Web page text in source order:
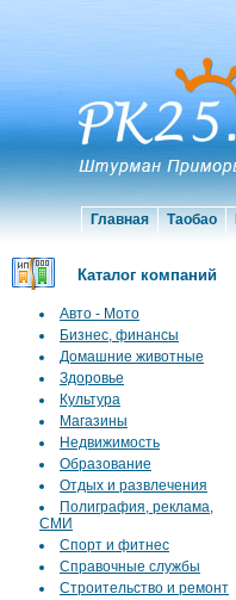
Главная Таобао
Каталог компаний
Авто - Мото
Бизнес, финансы
Домашние животные
Здоровье
Культура
Магазины
Недвижимость
Образование
Отдых и развлечения
Полиграфия, реклама,
СМИ
Спорт и фитнес
Справочные службы
Строительство и ремонт